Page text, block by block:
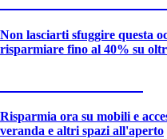
Non lasciarti sfuggire questa
risparmiare fino al 40% su
Risparmia ora su mobili e
veranda e altri spazi all'aperto